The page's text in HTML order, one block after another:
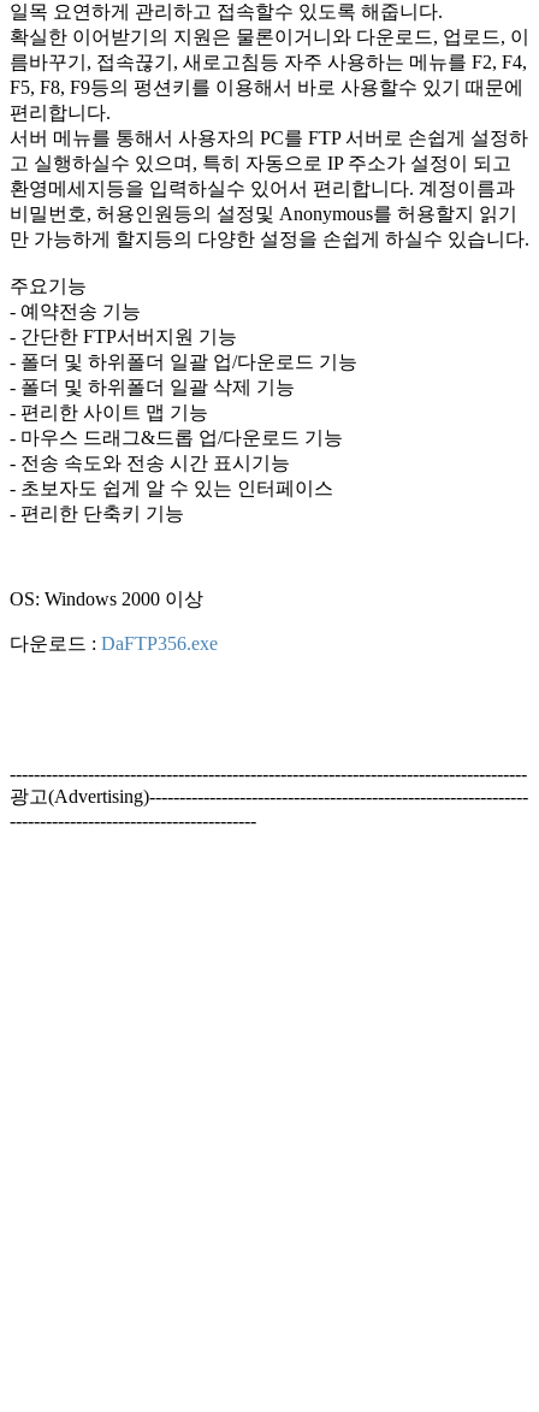
일목 요연하게 관리하고 접속할수 있도록 해줍니다.
확실한 이어받기의 지원은 물론이거니와 다운로드, 업로드, 이
름바꾸기, 접속끊기, 새로고침등 자주 사용하는 메뉴를 F2, F4,
F5, F8, F9등의 펑션키를 이용해서 바로 사용할수 있기 때문에
편리합니다.
서버 메뉴를 통해서 사용자의 PC를 FTP 서버로 손쉽게 설정하
고 실행하실수 있으며, 특히 자동으로 IP 주소가 설정이 되고
환영메세지등을 입력하실수 있어서 편리합니다. 계정이름과
비밀번호, 허용인원등의 설정및 Anonymous를 허용할지 읽기
만 가능하게 할지등의 다양한 설정을 손쉽게 하실수 있습니다.
주요기능
- 예약전송 기능
- 간단한 FTP서버지원 기능
- 폴더 및 하위폴더 일괄 업/다운로드 기능
- 폴더 및 하위폴더 일괄 삭제 기능
- 편리한 사이트 맵 기능
- 마우스 드래그&드롭 업/다운로드 기능
- 전송 속도와 전송 시간 표시기능
- 초보자도 쉽게 알 수 있는 인터페이스
- 편리한 단축키 기능
OS: Windows 2000 이상
다운로드 : DaFTP356.exe
--------------------------------------------------------------------------------------
광고(Advertising)---------------------------------------------------------------
-----------------------------------------